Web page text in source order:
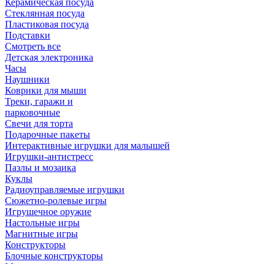
Керамическая посуда
Стеклянная посуда
Пластиковая посуда
Подставки
Смотреть все
Детская электроника
Часы
Наушники
Коврики для мыши
Треки, гаражи и
парковочные
Свечи для торта
Подарочные пакеты
Интерактивные игрушки для малышей
Игрушки-антистресс
Пазлы и мозаика
Куклы
Радиоуправляемые игрушки
Сюжетно-ролевые игры
Игрушечное оружие
Настольные игры
Магнитные игры
Конструкторы
Блочные конструкторы